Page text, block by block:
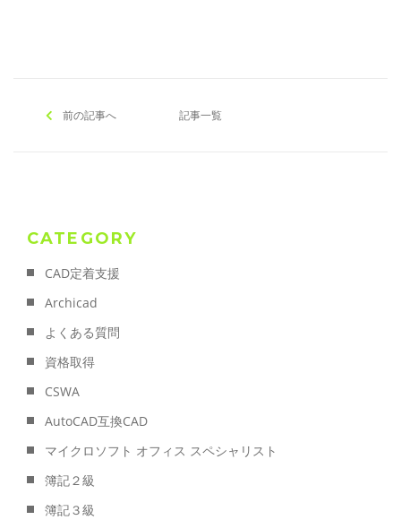
前の記事へ 記事一覧
CATEGORY
CAD定着支援
Archicad
よくある質問
資格取得
CSWA
AutoCAD互換CAD
マイクロソフト オフィス スペシャリスト
簿記２級
簿記３級